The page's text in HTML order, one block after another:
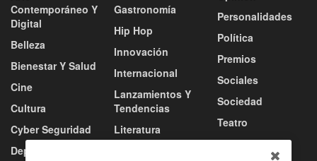
Contemporáneo Y
Digital
Belleza
Bienestar Y Salud
Cine
Cultura
Cyber Seguridad
Deportes
Gastronomía
Hip Hop
Innovación
Internacional
Lanzamientos Y
Tendencias
Literatura
Personalidades
Política
Premios
Sociales
Sociedad
Teatro
Tecnología